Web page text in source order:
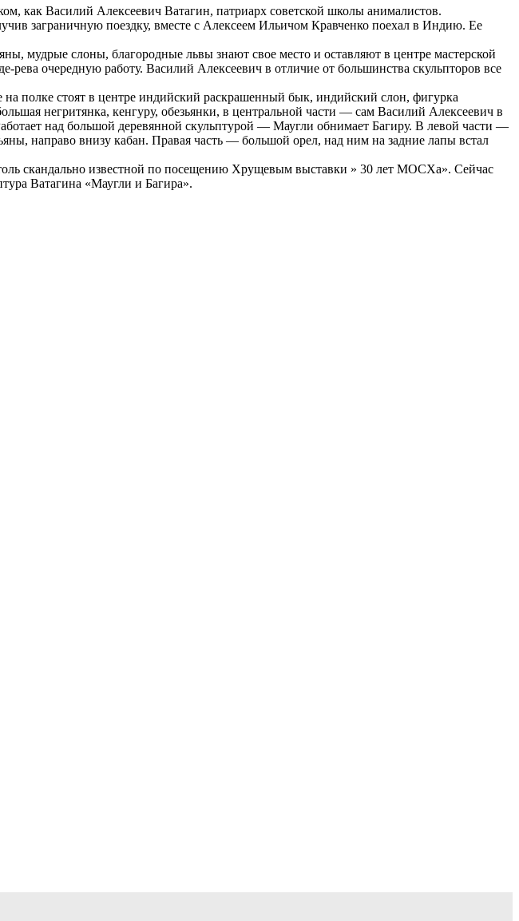
как Василий Алексеевич Ватагин, патриарх советской школы анималистов.
заграничную поездку, вместе с Алексеем Ильичом Кравченко поехал в Индию. Ее
мудрые слоны, благородные львы знают свое место и оставляют в центре мастерской
рева очередную работу. Василий Алексеевич в отличие от большинства скульпторов все
полке стоят в центре индийский раскрашенный бык, индийский слон, фигурка
негритянка, кенгуру, обезьянки, в центральной части — сам Василий Алексеевич в
над большой деревянной скульптурой — Маугли обнимает Багиру. В левой части —
направо внизу кабан. Правая часть — большой орел, над ним на задние лапы встал
скандально известной по посещению Хрущевым выставки » 30 лет МОСХа». Сейчас
Ватагина «Маугли и Багира».